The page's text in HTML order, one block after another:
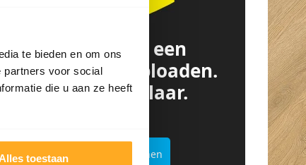
te bieden en om ons
partners voor social
die u aan ze heeft
toestaan
Offerte van een
concurrent? Uploaden.
Besparen. Klaar.
Offertekiller openen